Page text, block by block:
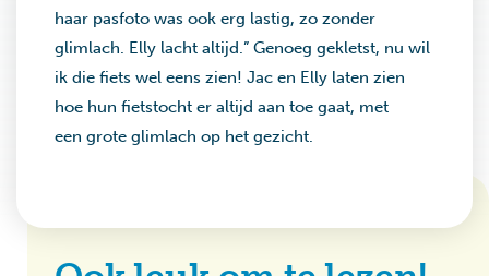
haar pasfoto was ook erg lastig, zo zonder
glimlach. Elly lacht altijd.” Genoeg gekletst, nu wil
ik die fiets wel eens zien! Jac en Elly laten zien
hoe hun fietstocht er altijd aan toe gaat, met
een grote glimlach op het gezicht.